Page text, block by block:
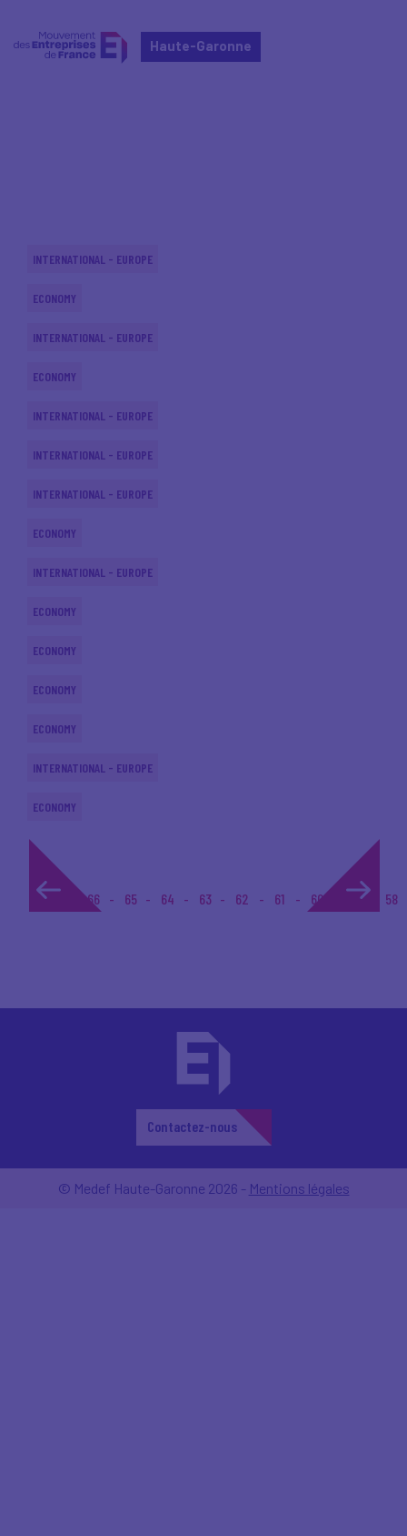
Haute-Garonne
INTERNATIONAL - EUROPE
ECONOMY
INTERNATIONAL - EUROPE
ECONOMY
INTERNATIONAL - EUROPE
INTERNATIONAL - EUROPE
INTERNATIONAL - EUROPE
ECONOMY
INTERNATIONAL - EUROPE
ECONOMY
ECONOMY
ECONOMY
ECONOMY
INTERNATIONAL - EUROPE
ECONOMY
1... 66 65 64 63 62 61 60 59 58
Contactez-nous
© Medef Haute-Garonne 2026 - Mentions légales